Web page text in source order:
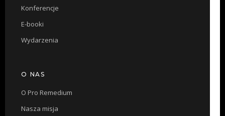
Konferencje
E-booki
Wydarzenia
O NAS
O Pro Remedium
Nasza misja